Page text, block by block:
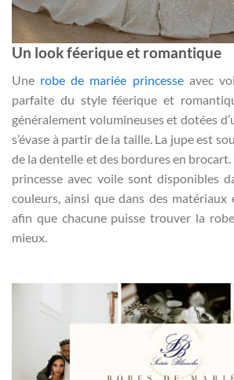
Un look féerique et romantique
Une robe de mariée princesseavec
parfaite du style féerique et
généralement volumineuses et dotées
s’évase à partir de la taille. La jupe est
de la dentelle et des bordures en brocart.
princesse avec voile sont disponibles
couleurs, ainsi que dans des matériaux
afin que chacune puisse trouver la
mieux.